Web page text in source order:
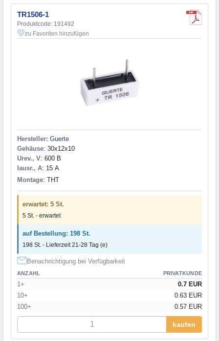
TR1506-1
Produktcode: 191492
zu Favoriten hinzufügen
Hersteller: Guerte
Gehäuse: 30x12x10
Urev., V: 600 В
Iausr., A: 15 А
Montage: THT
erwartet: 5 St.
5 St. - erwartet
auf Bestellung: 198 St.
198 St. - Lieferzeit 21-28 Tag (e)
Benachrichtigung bei Verfügbarkeit
ANZAHL PRIVATKUNDE
1+
0.7 EUR
10+
0.63 EUR
100+
0.57 EUR
kaufen